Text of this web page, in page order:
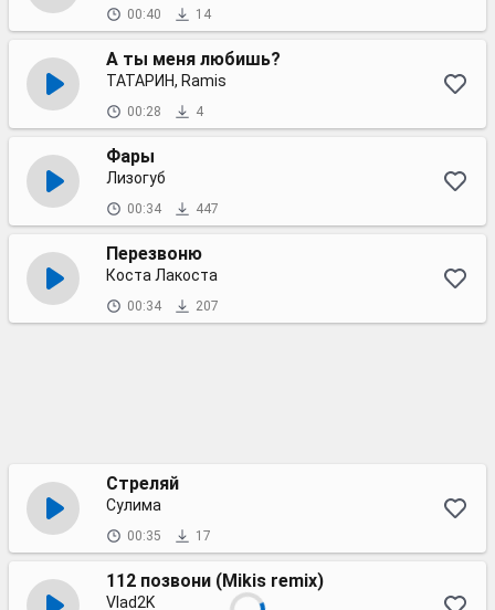
00:40 14
А ты меня любишь?
ТАТАРИН, Ramis
00:28 4
Фары
Лизогуб
00:34 447
Перезвоню
Коста Лакоста
00:34 207
Стреляй
Сулима
00:35 17
112 позвони (Mikis remix)
Vlad2K